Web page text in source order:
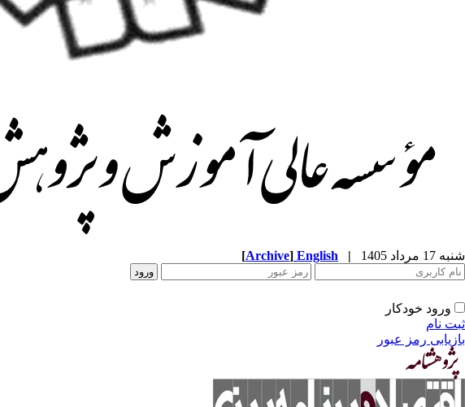
شنبه 17 مرداد 1405 |
English
[Archive]
ورود خودکار
ثبت نام
بازیابی رمز عبور